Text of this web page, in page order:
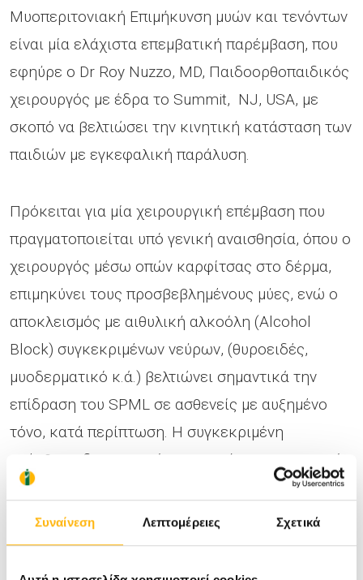
Συναίνεση Λεπτομέρειες Σχετικά
Μυοπεριτονιακή Επιμήκυνση μυών και τενόντων
είναι μία ελάχιστα επεμβατική παρέμβαση, που
εφηύρε o Dr Roy Nuzzo, MD, Παιδοορθοπαιδικός
χειρουργός με έδρα το Summit, NJ, USA, με
σκοπό να βελτιώσει την κινητική κατάσταση των
παιδιών με εγκεφαλική παράλυση.
Πρόκειται για μία χειρουργική επέμβαση που
πραγματοποιείται υπό γενική αναισθησία, όπου ο
χειρουργός μέσω οπών καρφίτσας στο δέρμα,
επιμηκύνει τους προσβεβλημένους μύες, ενώ ο
αποκλεισμός με αιθυλική αλκοόλη (Alcohol
Block) συγκεκριμένων νεύρων, (θυροειδές,
μυοδερματικό κ.ά.) βελτιώνει σημαντικά την
επίδραση του SPML σε ασθενείς με αυξημένο
τόνο, κατά περίπτωση. Η συγκεκριμένη
επέμβαση δεν απαιτεί παραμονή στο νοσοκομείο
και ο ασθενής επιστρέφει γρήγορα πίσω στην
φυσικοθεραπεία καθώς και στις καθημερινές
του δραστηριότητες.